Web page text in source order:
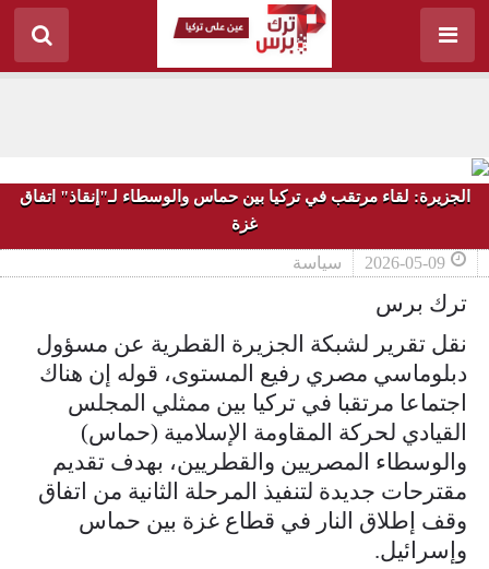
الجزيرة: لقاء مرتقب في تركيا بين حماس والوسطاء لـ"إنقاذ" اتفاق
غزة
2026-05-09 سياسة
ترك برس
نقل تقرير لشبكة الجزيرة القطرية عن مسؤول
دبلوماسي مصري رفيع المستوى، قوله إن هناك
اجتماعا مرتقبا في تركيا بين ممثلي المجلس
القيادي لحركة المقاومة الإسلامية (حماس)
والوسطاء المصريين والقطريين، بهدف تقديم
مقترحات جديدة لتنفيذ المرحلة الثانية من اتفاق
وقف إطلاق النار في قطاع غزة بين حماس
وإسرائيل.